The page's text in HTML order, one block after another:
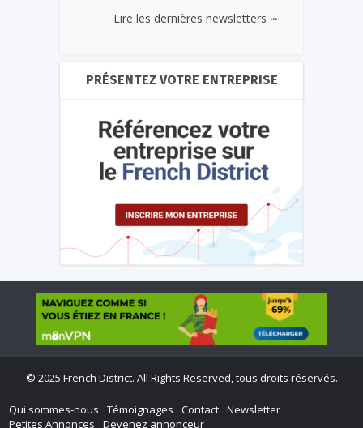
Lire les dernières newsletters ...
PRÉSENTEZ VOTRE ENTREPRISE
© 2025 French District. All Rights Reserved, tous droits réservés.
Qui sommes-nous Témoignages Contact Newsletter
Petites Annonces
Devenez annonceur